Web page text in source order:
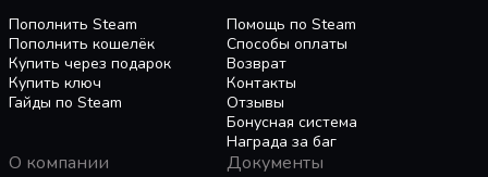
новых бизнес-высот!
Но не все захотят и смогут вам помогать.
Найдете ли вы в себе достаточно медвежества,
чтобы забрести в глубины лесаи своей души
чтобы открыть секреты, что там скрываются?
Пополнить Steam
Пополнить кошелёк
Купить через подарок
Купить ключ
Гайды по Steam
Помощь по Steam
Способы оплаты
Возврат
Контакты
Отзывы
Бонусная система
Награда за баг
О компании Документы